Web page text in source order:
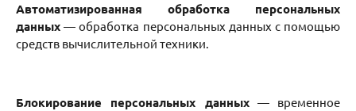
Автоматизированная обработка персональных
данных — обработка персональных данных с помощью
средств вычислительной техники.
Блокирование персональных данных— временное